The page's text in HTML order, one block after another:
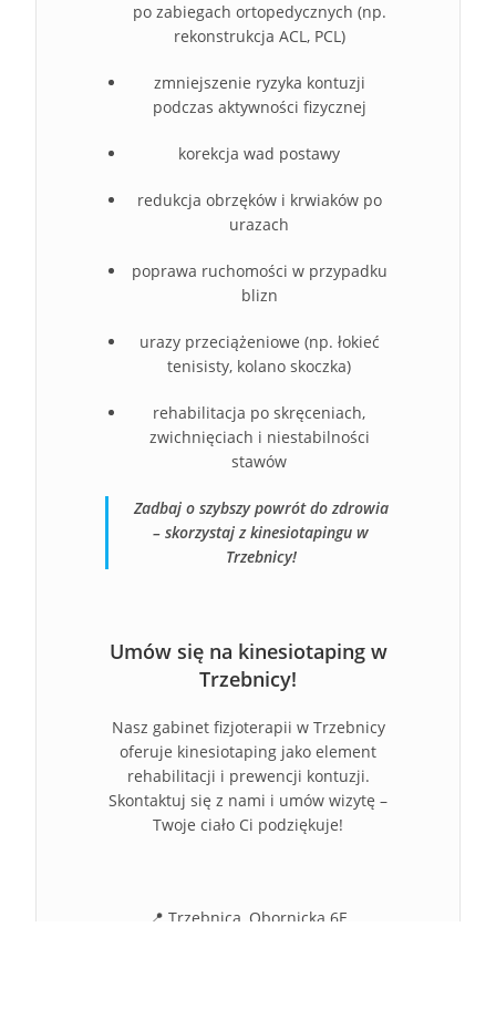
po zabiegach ortopedycznych (np.
rekonstrukcja ACL, PCL)
zmniejszenie ryzyka kontuzji
podczas aktywności fizycznej
korekcja wad postawy
redukcja obrzęków i krwiaków po
urazach
poprawa ruchomości w przypadku
blizn
urazy przeciążeniowe (np. łokieć
tenisisty, kolano skoczka)
rehabilitacja po skręceniach,
zwichnięciach i niestabilności
stawów
Zadbaj o szybszy powrót do zdrowia
– skorzystaj z kinesiotapingu w
Trzebnicy!
Umów się na kinesiotaping w
Trzebnicy!
Nasz gabinet fizjoterapii w Trzebnicy
oferuje kinesiotaping jako element
rehabilitacji i prewencji kontuzji.
Skontaktuj się z nami i umów wizytę –
Twoje ciało Ci podziękuje!
📍 Trzebnica, Obornicka 6E